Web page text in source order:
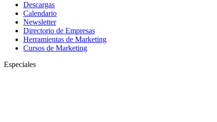
Descargas
Calendario
Newsletter
Directorio de Empresas
Herramientas de Marketing
Cursos de Marketing
Especiales